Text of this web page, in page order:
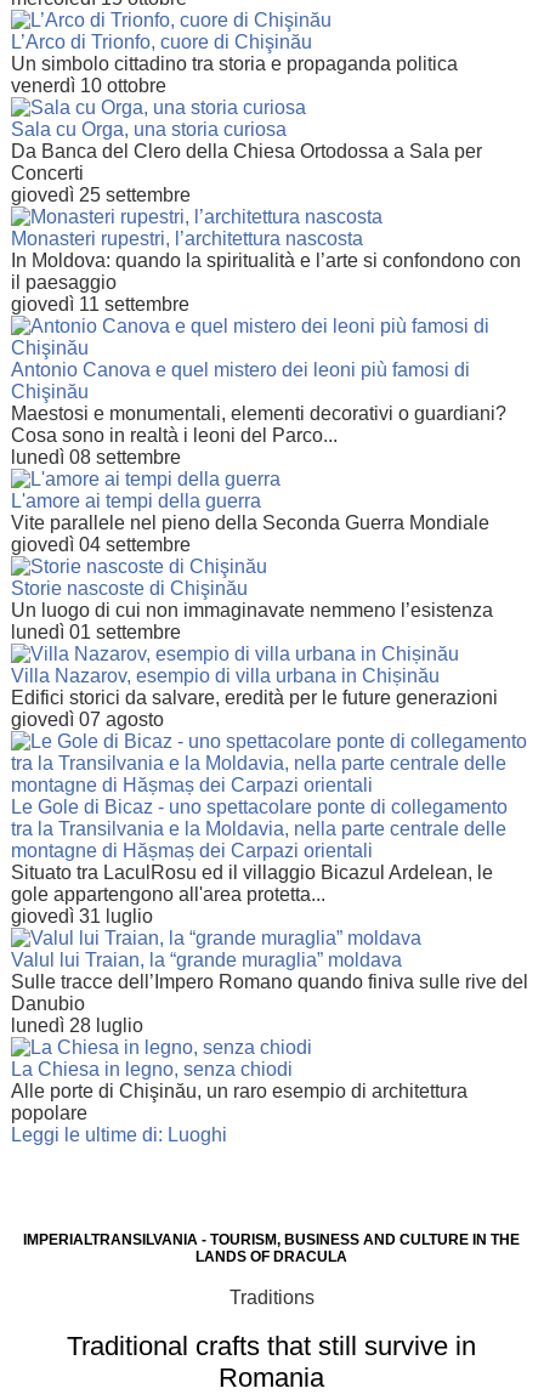
L’Arco di Trionfo, cuore di Chişinău
Un simbolo cittadino tra storia e propaganda politica
venerdì 10 ottobre
Sala cu Orga, una storia curiosa
Da Banca del Clero della Chiesa Ortodossa a Sala per
Concerti
giovedì 25 settembre
Monasteri rupestri, l’architettura nascosta
In Moldova: quando la spiritualità e l’arte si confondono con
il paesaggio
giovedì 11 settembre
Antonio Canova e quel mistero dei leoni più famosi di
Chişinău
Maestosi e monumentali, elementi decorativi o guardiani?
Cosa sono in realtà i leoni del Parco...
lunedì 08 settembre
L'amore ai tempi della guerra
Vite parallele nel pieno della Seconda Guerra Mondiale
giovedì 04 settembre
Storie nascoste di Chişinău
Un luogo di cui non immaginavate nemmeno l’esistenza
lunedì 01 settembre
Villa Nazarov, esempio di villa urbana in Chișinău
Edifici storici da salvare, eredità per le future generazioni
giovedì 07 agosto
Le Gole di Bicaz - uno spettacolare ponte di collegamento
tra la Transilvania e la Moldavia, nella parte centrale delle
montagne di Hășmaș dei Carpazi orientali
Situato tra LaculRosu ed il villaggio Bicazul Ardelean, le
gole appartengono all'area protetta...
giovedì 31 luglio
Valul lui Traian, la “grande muraglia” moldava
Sulle tracce dell’Impero Romano quando finiva sulle rive del
Danubio
lunedì 28 luglio
La Chiesa in legno, senza chiodi
Alle porte di Chişinău, un raro esempio di architettura
popolare
Leggi le ultime di: Luoghi
IMPERIALTRANSILVANIA - TOURISM, BUSINESS AND CULTURE IN THE
LANDS OF DRACULA
Traditions
Traditional crafts that still survive in
Romania